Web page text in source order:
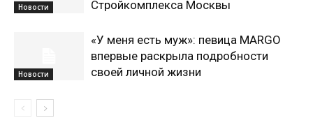
Новости
Стройкомплекса Москвы
Новости
«У меня есть муж»: певица MARGO
впервые раскрыла подробности
своей личной жизни